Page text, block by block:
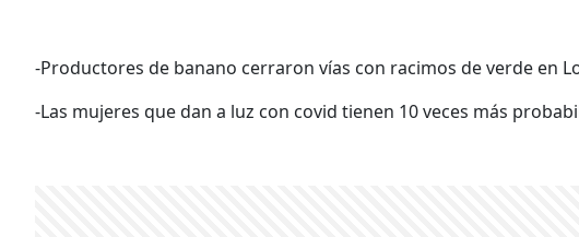
-Productores de banano cerraron vías con racimos de verde en
-Las mujeres que dan a luz con covid tienen 10 veces más